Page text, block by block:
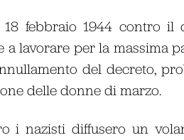
febbraio 1944 contro il
lavorare per la massima
del decreto,
delle donne di marzo.
i nazisti diffusero un